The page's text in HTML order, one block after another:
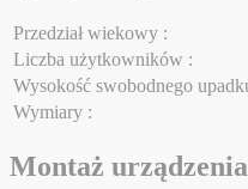
Przedział wiekowy :
Liczba użytkowników :
Wysokość swobodnego
Wymiary :
Montaż urządzenia